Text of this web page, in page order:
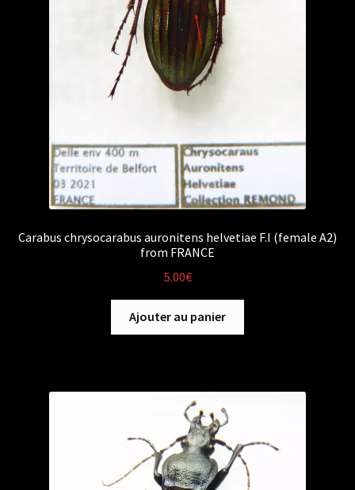
Carabus chrysocarabus auronitens helvetiae F.I (female A2)
from FRANCE
5.00€
Ajouter au panier